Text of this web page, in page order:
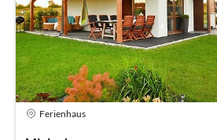
Ferienhaus